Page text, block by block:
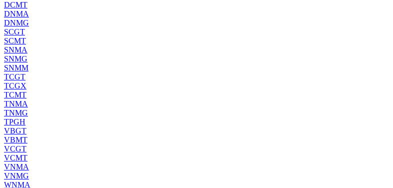
DCMT
DNMA
DNMG
SCGT
SCMT
SNMA
SNMG
SNMM
TCGT
TCGX
TCMT
TNMA
TNMG
TPGH
VBGT
VBMT
VCGT
VCMT
VNMA
VNMG
WNMA